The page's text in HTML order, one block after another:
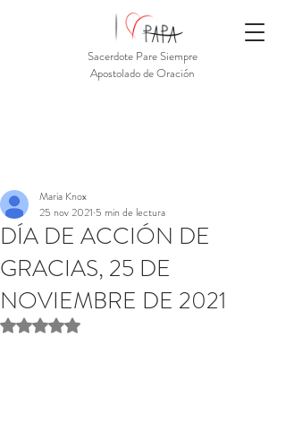
Sacerdote Pare Siempre
Apostolado de Oración
DÍA DE ACCIÓN DE
GRACIAS, 25 DE
NOVIEMBRE DE 2021
Maria Knox
25 nov 2021 5 min de lectura
Obtuvo NaN de 5 estrellas.